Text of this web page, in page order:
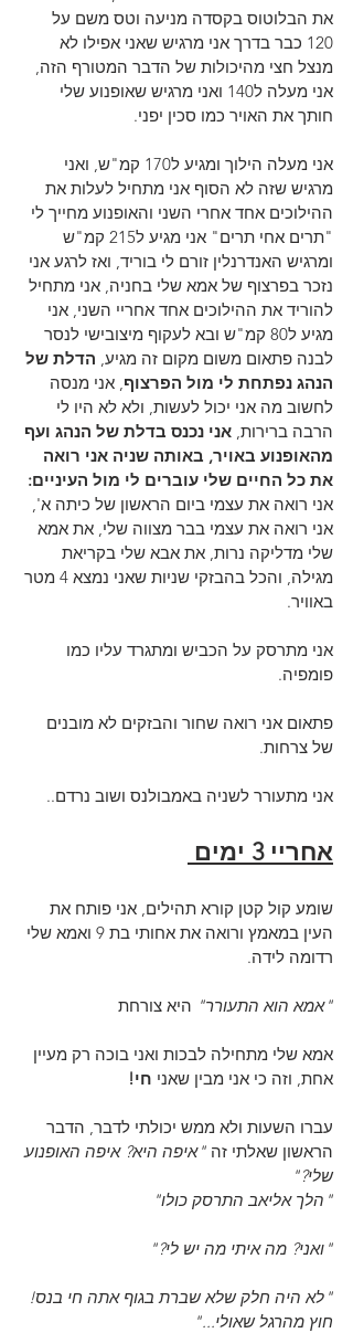
את הבלוטוס בקסדה מניעה וטס משם על
120 כבר בדרך אני מרגיש שאני אפילו לא
מנצל חצי מהיכולות של הדבר המטורף הזה,
אני מעלה ל140 ואני מרגיש שאופנוע שלי
חותך את האויר כמו סכין יפני.
אני מעלה הילוך ומגיע ל170 קמ"ש, ואני
מרגיש שזה לא הסוף אני מתחיל לעלות את
ההילוכים אחד אחרי השני והאופנוע מחייך לי
"תרים אחי תרים" אני מגיע ל215 קמ"ש
ומרגיש האנדרנלין זורם לי בוריד, ואז לרגע אני
נזכר בפרצוף של אמא שלי בחניה, אני מתחיל
להוריד את ההילוכים אחד אחריי השני, אני
מגיע ל80 קמ"ש ובא לעקוף מיצובישי לנסר
לבנה פתאום משום מקום זה מגיע, הדלת של
הנהג נפתחת לי מול הפרצוף, אני מנסה
לחשוב מה אני יכול לעשות, ולא לא היו לי
הרבה ברירות, אני נכנס בדלת של הנהג ועף
מהאופנוע באויר, באותה שניה אני רואה
את כל החיים שלי עוברים לי מול העיניים:
אני רואה את עצמי ביום הראשון של כיתה א',
אני רואה את עצמי בבר מצווה שלי, את אמא
שלי מדליקה נרות, את אבא שלי בקריאת
מגילה, והכל בהבזקי שניות שאני נמצא 4 מטר
באוויר.
אני מתרסק על הכביש ומתגרד עליו כמו
פומפיה.
פתאום אני רואה שחור והבזקים לא מובנים
של צרחות.
אני מתעורר לשניה באמבולנס ושוב נרדם..
אחריי 3 ימים
שומע קול קטן קורא תהילים, אני פותח את
העין במאמץ ורואה את אחותי בת 9 ואמא שלי
רדומה לידה.
"אמא הוא התעורר" היא צורחת
אמא שלי מתחילה לבכות ואני בוכה רק מעיין
אחת, וזה כי אני מבין שאני חי!
עברו השעות ולא ממש יכולתי לדבר, הדבר
הראשון שאלתי זה "איפה היא? איפה האופנוע
שלי?"
"הלך אליאב התרסק כולו"
"ואני? מה איתי מה יש לי?"
"לא היה חלק שלא שברת בגוף אתה חי בנס!
חוץ מהרגל שאולי..."